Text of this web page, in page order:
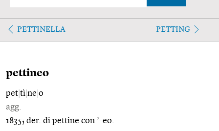
PETTINELLA PETTING
pettineo
pet tì ne o
agg.
1835; der. di pettine con 2-eo.